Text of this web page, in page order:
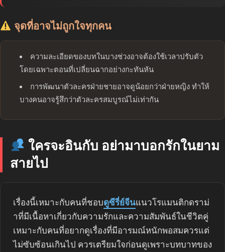
จุดที่อาจไม่ถูกใจทุกคน
ความละเอียดของบทในบางช่วงอาจต้องใช้เวลาปรับตัว
โดยเฉพาะตอนที่เปลี่ยนฉากอย่างกะทันหัน
การพัฒนาตัวละครฝ่ายชายอาจดูน้อยกว่าฝ่ายหญิง ทำให้
บางคนอาจรู้สึกว่าตัวละครสมบูรณ์ไม่เท่ากัน
ใครจะอินกับ อย่ามาบอกรักในยาม
สายไป
เรื่องนี้เหมาะกับคนที่ชอบดูซีรี่ย์จีนแนวโรแมนติกดราม่
าที่มีเนื้อหาเกี่ยวกับความรักและความสัมพันธ์ในชีวิตคู่
เหมาะกับคนที่อยากดูเรื่องที่มีอารมณ์หนักพอสมควรแต่
ไม่ซับซ้อนเกินไป ควรเตรียมใจก่อนดูเพราะบทบาทของ